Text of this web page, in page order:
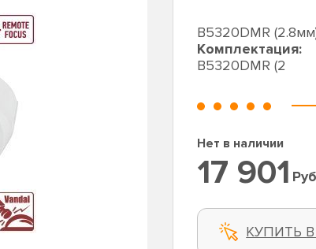
B5320DMR
Комплектация:
B5320DMR (2
Нет в наличии
17 901
КУПИТЬ